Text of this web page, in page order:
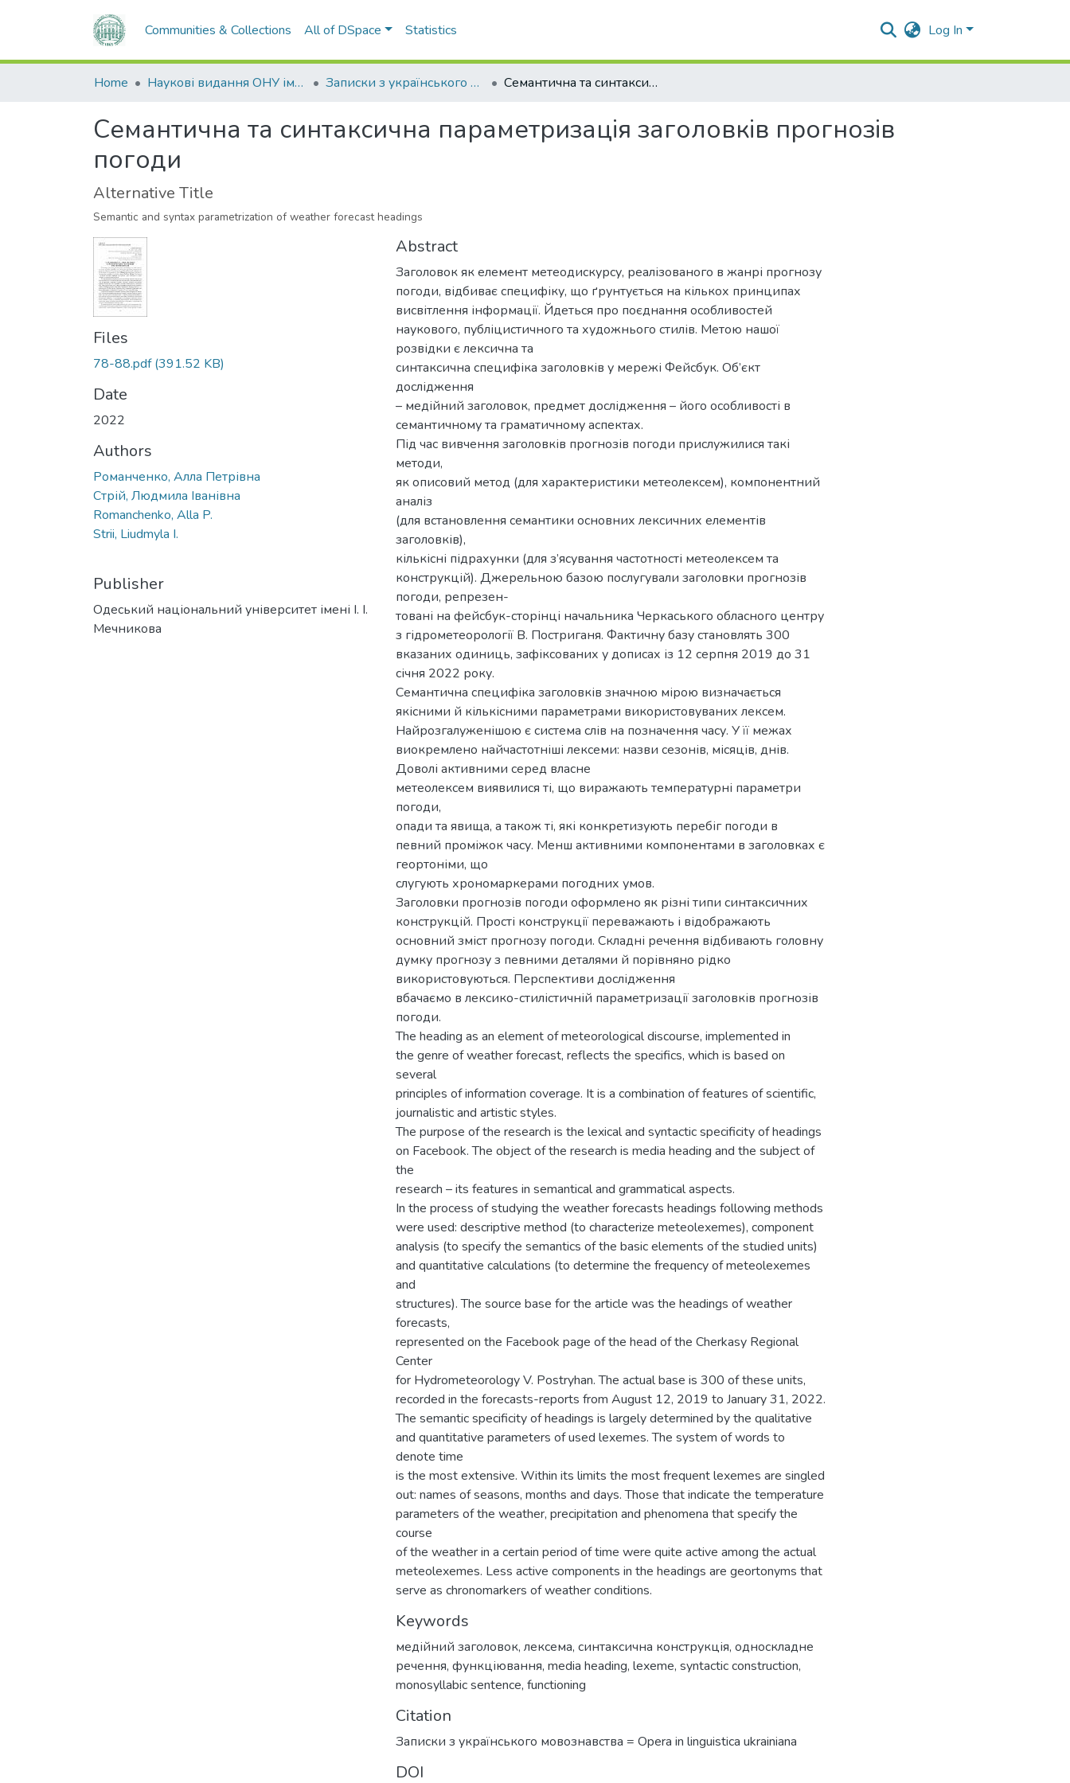
Communities & Collections All of DSpace Statistics Log In
Home Наукові видання ОНУ імені І. І. Мечникова Записки з українського мовознавства Семантична та синтаксична параметризація заголовків прогнозів погоди
Семантична та синтаксична параметризація заголовків прогнозів
погоди
Alternative Title
Semantic and syntax parametrization of weather forecast headings
Files
78-88.pdf(391.52 KB)
Date
2022
Authors
Романченко, Алла Петрівна
Стрій, Людмила Іванівна
Romanchenko, Alla P.
Strii, Liudmyla I.
Publisher
Одеський національний університет імені І. І.
Мечникова
Abstract
Заголовок як елемент метеодискурсу, реалізованого в жанрі прогнозу
погоди, відбиває специфіку, що ґрунтується на кількох принципах
висвітлення інформації. Йдеться про поєднання особливостей
наукового, публіцистичного та художнього стилів. Метою нашої
розвідки є лексична та
синтаксична специфіка заголовків у мережі Фейсбук. Об’єкт
дослідження
– медійний заголовок, предмет дослідження – його особливості в
семантичному та граматичному аспектах.
Під час вивчення заголовків прогнозів погоди прислужилися такі
методи,
як описовий метод (для характеристики метеолексем), компонентний
аналіз
(для встановлення семантики основних лексичних елементів
заголовків),
кількісні підрахунки (для з’ясування частотності метеолексем та
конструкцій). Джерельною базою послугували заголовки прогнозів
погоди, репрезен-
товані на фейсбук-сторінці начальника Черкаського обласного центру
з гідрометеорології В. Постриганя. Фактичну базу становлять 300
вказаних одиниць, зафіксованих у дописах із 12 серпня 2019 до 31
січня 2022 року.
Семантична специфіка заголовків значною мірою визначається
якісними й кількісними параметрами використовуваних лексем.
Найрозгалуженішою є система слів на позначення часу. У її межах
виокремлено найчастотніші лексеми: назви сезонів, місяців, днів.
Доволі активними серед власне
метеолексем виявилися ті, що виражають температурні параметри
погоди,
опади та явища, а також ті, які конкретизують перебіг погоди в
певний проміжок часу. Менш активними компонентами в заголовках є
геортоніми, що
слугують хрономаркерами погодних умов.
Заголовки прогнозів погоди оформлено як різні типи синтаксичних
конструкцій. Прості конструкції переважають і відображають
основний зміст прогнозу погоди. Складні речення відбивають головну
думку прогнозу з певними деталями й порівняно рідко
використовуються. Перспективи дослідження
вбачаємо в лексико-стилістичній параметризації заголовків прогнозів
погоди.
The heading as an element of meteorological discourse, implemented in
the genre of weather forecast, reflects the specifics, which is based on
several
principles of information coverage. It is a combination of features of scientific,
journalistic and artistic styles.
The purpose of the research is the lexical and syntactic specificity of headings
on Facebook. The object of the research is media heading and the subject of
the
research – its features in semantical and grammatical aspects.
In the process of studying the weather forecasts headings following methods
were used: descriptive method (to characterize meteolexemes), component
analysis (to specify the semantics of the basic elements of the studied units)
and quantitative calculations (to determine the frequency of meteolexemes
and
structures). The source base for the article was the headings of weather
forecasts,
represented on the Facebook page of the head of the Cherkasy Regional
Center
for Hydrometeorology V. Postryhan. The actual base is 300 of these units,
recorded in the forecasts-reports from August 12, 2019 to January 31, 2022.
The semantic specificity of headings is largely determined by the qualitative
and quantitative parameters of used lexemes. The system of words to
denote time
is the most extensive. Within its limits the most frequent lexemes are singled
out: names of seasons, months and days. Those that indicate the temperature
parameters of the weather, precipitation and phenomena that specify the
course
of the weather in a certain period of time were quite active among the actual
meteolexemes. Less active components in the headings are geortonyms that
serve as chronomarkers of weather conditions.
Keywords
медійний заголовок, лексема, синтаксична конструкція, односкладне
речення, функціювання, media heading, lexeme, syntactic construction,
monosyllabic sentence, functioning
Citation
Записки з українського мовознавства = Opera in linguistica ukrainiana
DOI